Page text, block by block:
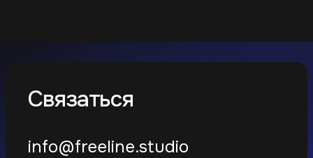
Связаться
info@freeline.studio